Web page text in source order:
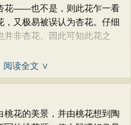
——也不是，则此花乍一看
，又极易被误认为杏花。仔细
并非杏花。因此可知此花之
阅读全文 ∨
花的美景，并由桃花想到陶